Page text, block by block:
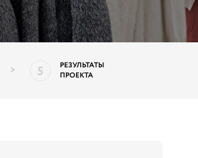
> 5
РЕЗУЛЬТАТЫ
ПРОЕКТА